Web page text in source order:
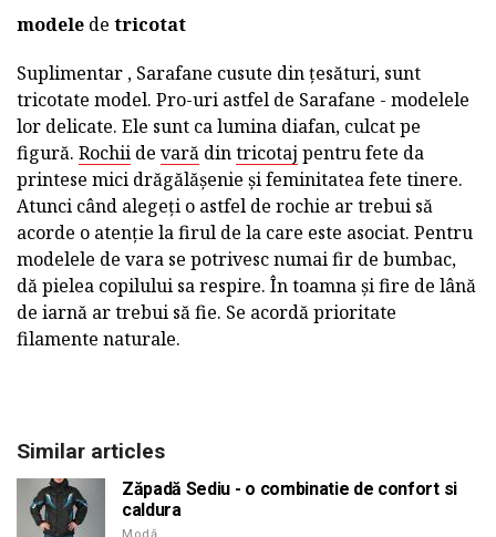
modele de tricotat
Suplimentar , Sarafane cusute din țesături, sunt
tricotate model. Pro-uri astfel de Sarafane - modelele
lor delicate. Ele sunt ca lumina diafan, culcat pe
figură. Rochii de vară dintricotaj pentru fete da
printese mici drăgălășenie și feminitatea fete tinere.
Atunci când alegeți o astfel de rochie ar trebui să
acorde o atenție la firul de la care este asociat. Pentru
modelele de vara se potrivesc numai fir de bumbac,
dă pielea copilului sa respire. În toamna și fire de lână
de iarnă ar trebui să fie. Se acordă prioritate
filamente naturale.
Similar articles
Zăpadă Sediu - o combinatie de confort si
caldura